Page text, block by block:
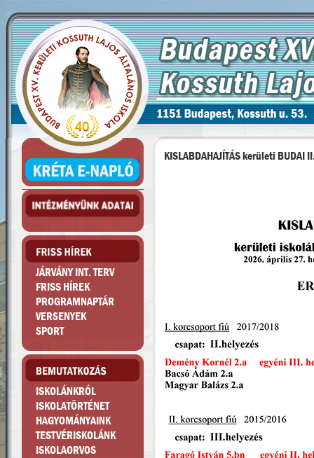
JÁRVÁNY INT. TERV
FRISS HÍREK
PROGRAMNAPTÁR
VERSENYEK
SPORT
ISKOLÁNKRÓL
ISKOLATÖRTÉNET
HAGYOMÁNYAINK
TESTVÉRISKOLÁNK
ISKOLAORVOS
KISLABDAHAJÍTÁS kerületi BUDAI